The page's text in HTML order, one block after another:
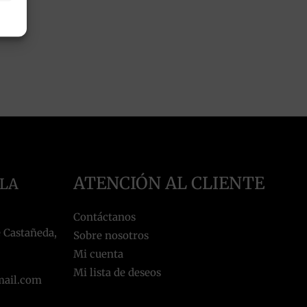
ATENCIÓN AL CLIENTE
Contáctanos
Sobre nosotros
Mi cuenta
Mi lista de deseos